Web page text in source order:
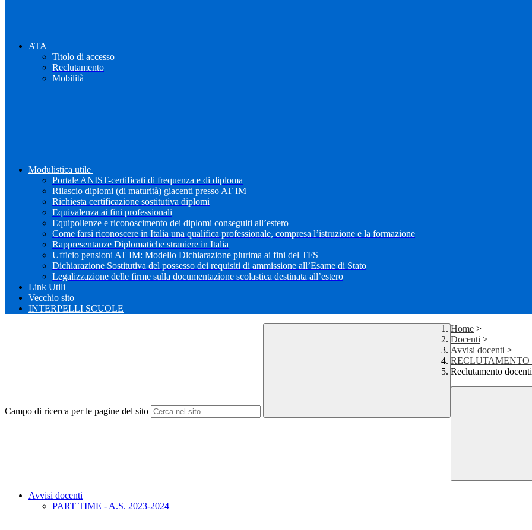
ATA
Titolo di accesso
Reclutamento
Mobilità
Modulistica utile
Portale ANIST-certificati di frequenza e di diploma
Rilascio diplomi (di maturità) giacenti presso AT IM
Richiesta certificazione sostitutiva diplomi
Equivalenza ai fini professionali
Equipollenze e riconoscimento dei diplomi conseguiti all’estero
Come farsi riconoscere in Italia una qualifica professionale, compresa l’istruzione e la formazione
Rappresentanze Diplomatiche straniere in Italia
Ufficio pensioni AT IM: Modello Dichiarazione plurima ai fini del TFS
Dichiarazione Sostitutiva del possesso dei requisiti di ammissione all’Esame di Stato
Legalizzazione delle firme sulla documentazione scolastica destinata all’estero
Link Utili
Vecchio sito
INTERPELLI SCUOLE
Campo di ricerca per le pagine del sito
Home >
Docenti >
Avvisi docenti >
RECLUTAMENTO
Reclutamento
Avvisi docenti
PART TIME - A.S. 2023-2024